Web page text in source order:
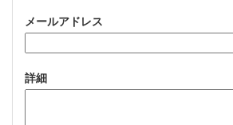
メールアドレス
詳細